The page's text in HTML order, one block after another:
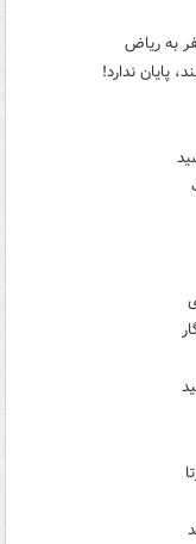
به ریاض
پایان ندارد!